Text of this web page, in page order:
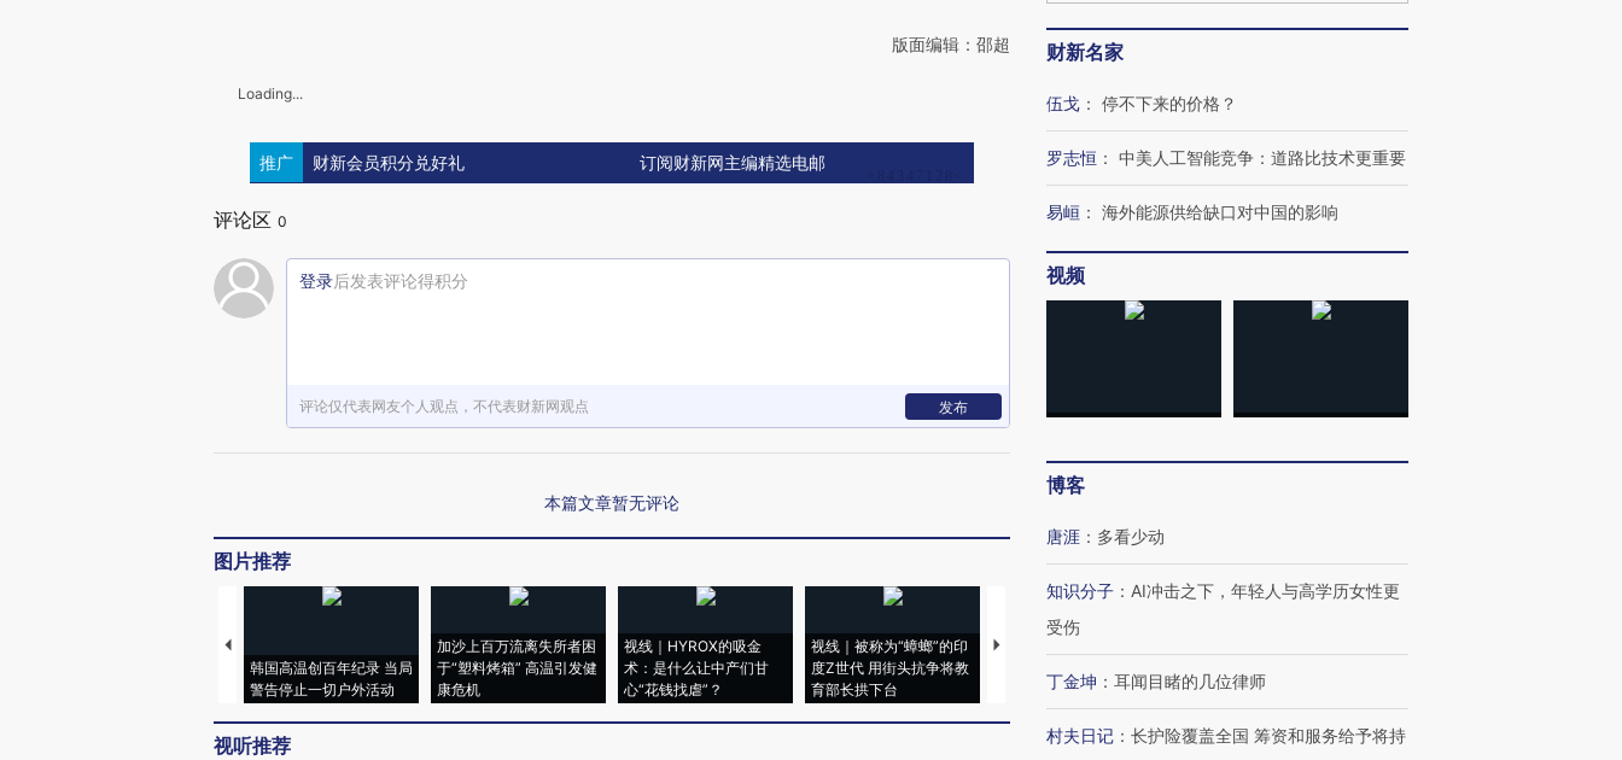
版面编辑：邵超
Loading...
推广 财新会员积分兑好礼 订阅财新网主编精选电邮
评论区 0
登录后发表评论得积分
评论仅代表网友个人观点，不代表财新网观点 发布
本篇文章暂无评论
图片推荐
韩国高温创百年纪录 当局
警告停止一切户外活动
加沙上百万流离失所者困
于“塑料烤箱” 高温引发健
康危机
视线｜HYROX的吸金
术：是什么让中产们甘
心“花钱找虐”？
视线｜被称为“蟑螂”的印
度Z世代 用街头抗争将教
育部长拱下台
视线｜“入侵”还是“人道危
飞地休达
4000人
视听推荐
财新名家
伍戈 ： 停不下来的价格？
罗志恒 ： 中美人工智能竞争：道路比技术更重要
易峘 ： 海外能源供给缺口对中国的影响
视频
博客
唐涯 ： 多看少动
知识分子 ： AI冲击之下，年轻人与高学历女性更
受伤
丁金坤 ： 耳闻目睹的几位律师
村夫日记 ： 长护险覆盖全国 筹资和服务给予将持